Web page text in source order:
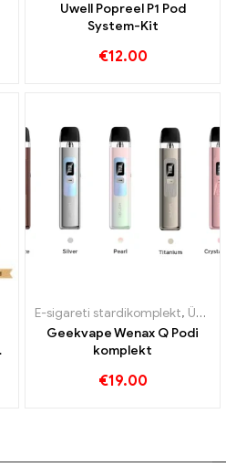
Uwell Popreel P1 Pod
System-Kit
€12.00
E-sigareti stardikomplekt, Ühekordsed e-sigaretid
Geekvape Wenax Q Podi
komplekt
€19.00